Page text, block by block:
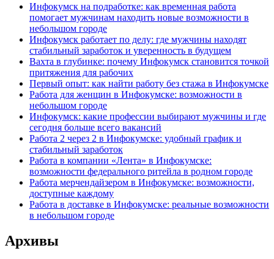
Инфокумск на подработке: как временная работа
помогает мужчинам находить новые возможности в
небольшом городе
Инфокумск работает по делу: где мужчины находят
стабильный заработок и уверенность в будущем
Вахта в глубинке: почему Инфокумск становится точкой
притяжения для рабочих
Первый опыт: как найти работу без стажа в Инфокумске
Работа для женщин в Инфокумске: возможности в
небольшом городе
Инфокумск: какие профессии выбирают мужчины и где
сегодня больше всего вакансий
Работа 2 через 2 в Инфокумске: удобный график и
стабильный заработок
Работа в компании «Лента» в Инфокумске:
возможности федерального ритейла в родном городе
Работа мерчендайзером в Инфокумске: возможности,
доступные каждому
Работа в доставке в Инфокумске: реальные возможности
в небольшом городе
Архивы